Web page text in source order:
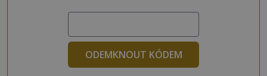
ODEMKNOUT KÓDEM